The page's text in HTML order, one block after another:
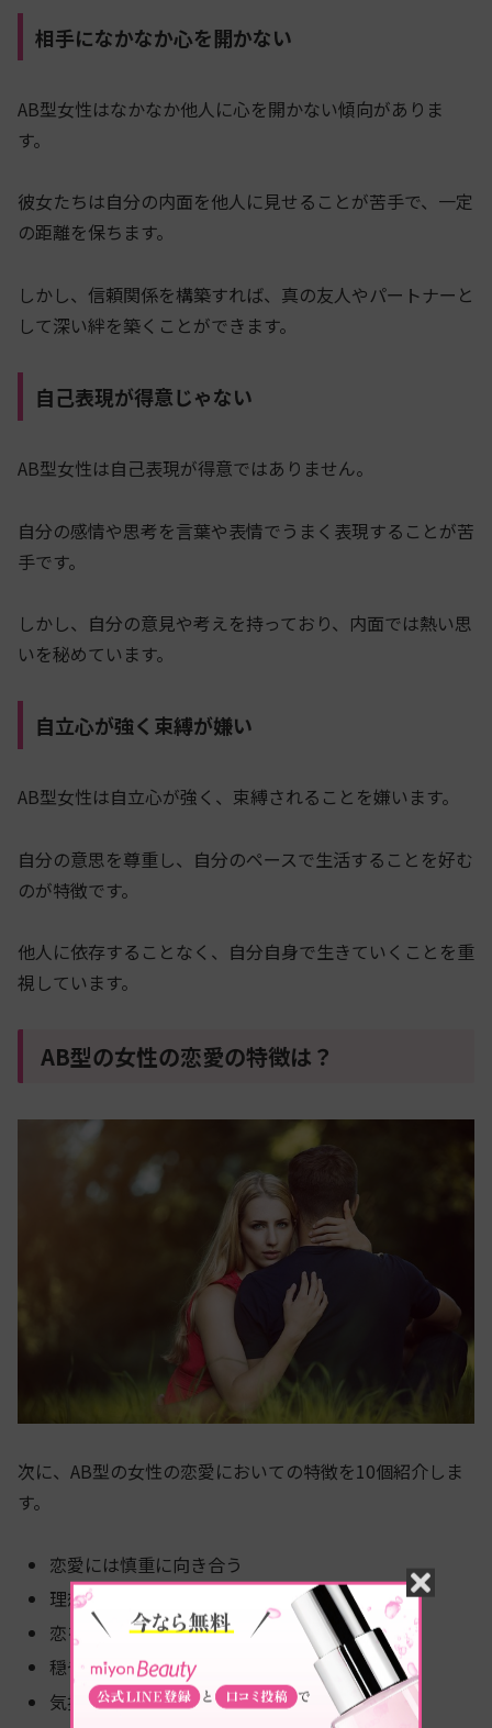
相手になかなか心を開かない
AB型女性はなかなか他人に心を開かない傾向がありま
す。
彼女たちは自分の内面を他人に見せることが苦手で、一定
の距離を保ちます。
しかし、信頼関係を構築すれば、真の友人やパートナーと
して深い絆を築くことができます。
自己表現が得意じゃない
AB型女性は自己表現が得意ではありません。
自分の感情や思考を言葉や表情でうまく表現することが苦
手です。
しかし、自分の意見や考えを持っており、内面では熱い思
いを秘めています。
自立心が強く束縛が嫌い
AB型女性は自立心が強く、束縛されることを嫌います。
自分の意思を尊重し、自分のペースで生活することを好む
のが特徴です。
他人に依存することなく、自分自身で生きていくことを重
視しています。
AB型の女性の恋愛の特徴は？
次に、AB型の女性の恋愛においての特徴を10個紹介しま
す。
恋愛には慎重に向き合う
理想が高め
恋をすると乙女になる
穏やかで落ち着いた恋愛が好き
気持ちをストレートに伝えるのが上手くない